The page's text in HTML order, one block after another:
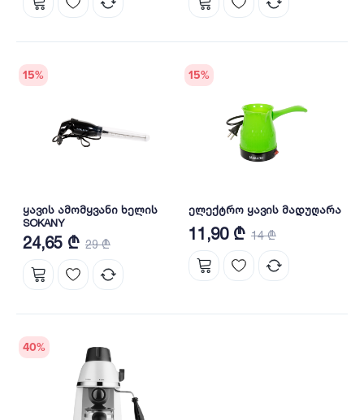
15%
ყავის ამომყვანი ხელის
SOKANY
24,65 ₾ 29 ₾
15%
ელექტრო ყავის მადუღარა
11,90 ₾ 14 ₾
40%